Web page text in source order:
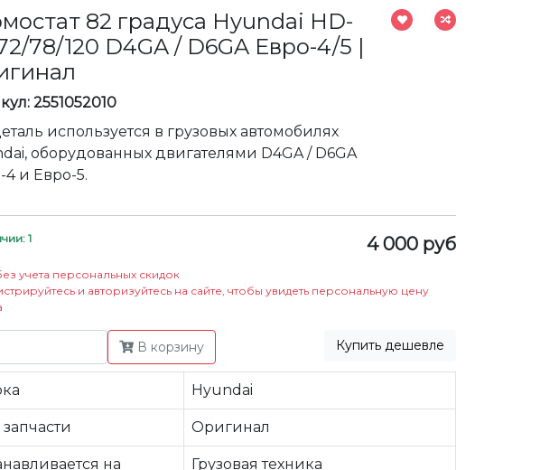
82 градуса Hyundai HD-
78/120 D4GA / D6GA Евро-4/5 |
2551052010
используется в грузовых автомобилях
оборудованных двигателями D4GA / D6GA
4 и Евро-5.
1 4 000 руб
учета персональных скидок
и авторизуйтесь на сайте, чтобы увидеть персональную цену
В корзину Купить дешевле
Hyundai
Оригинал
на
Грузовая техника